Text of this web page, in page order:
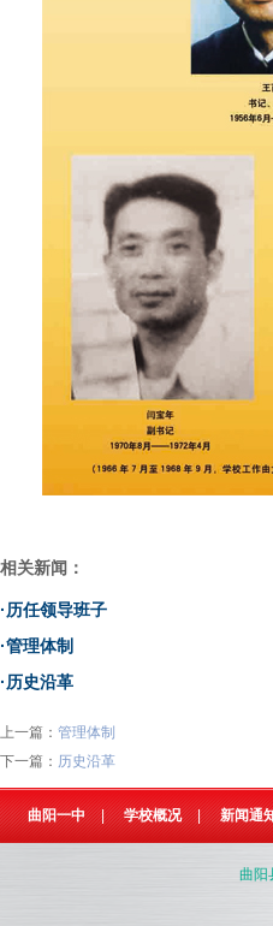
相关新闻：
·历任领导班子
·管理体制
·历史沿革
上一篇： 管理体制
下一篇： 历史沿革
曲阳一中 | 学校概况 | 新闻通
曲阳